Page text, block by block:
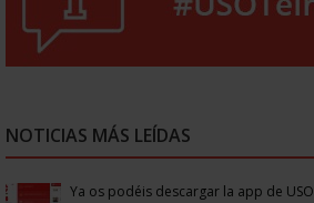
NOTICIAS MÁS LEÍDAS
Ya os podéis descargar la app de USO